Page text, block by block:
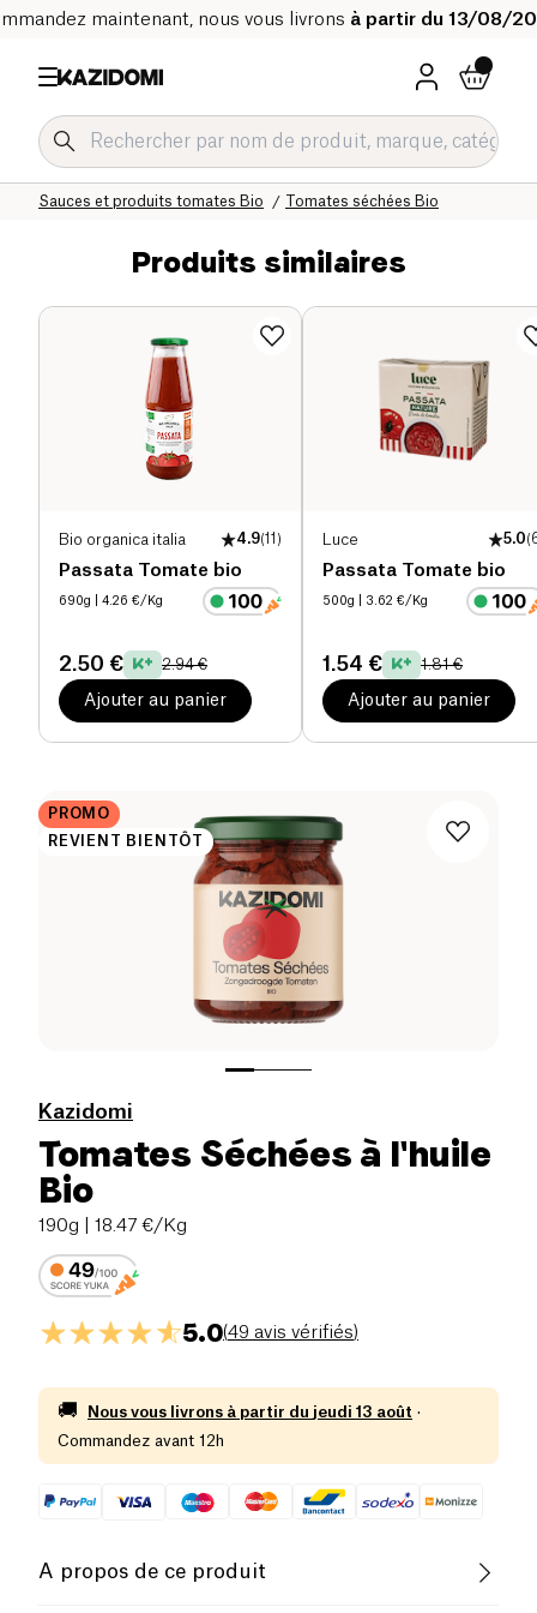
maintenant, nous vous livrons à partir du 13/08/
Tomates séchées Bio
Sauces et produits tomates Bio
Sauces et condiments Bio
Epicerie salée Bio
Accueil
Produits similaires
Bio organica italia 4.9(11 )
Passata Tomate bio
690g | 4.26 €/Kg
2.50 € 2.94 €
Ajouter au panier
Luce 5.0(
Passata Tomate bio
500g | 3.62 €/Kg
1.54 € 1.81 €
Ajouter au panier
PROMO
REVIENT BIENTÔT
Kazidomi
Tomates Séchées à l'huile
Bio
190g | 18.47 €/Kg
5.0(49 avis vérifiés)
🚚 Nous vous livrons à partir du jeudi 13 août ·
Commandez avant 12h
A propos de ce produit